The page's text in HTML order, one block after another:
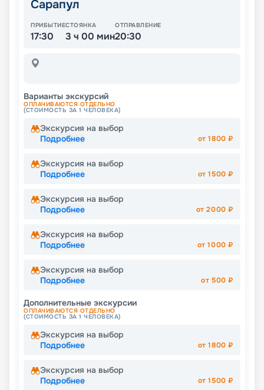
Сарапул
ПРИБЫТИЕ
17:30
СТОЯНКА
3 ч 00 мин
ОТПРАВЛЕНИЕ
20:30
Варианты экскурсий
ОПЛАЧИВАЮТСЯ ОТДЕЛЬНО
(СТОИМОСТЬ ЗА 1 ЧЕЛОВЕКА)
Экскурсия на выбор
Подробнее
от1800 ₽
Экскурсия на выбор
Подробнее
от1500 ₽
Экскурсия на выбор
Подробнее
от2000 ₽
Экскурсия на выбор
Подробнее
от1000 ₽
Экскурсия на выбор
Подробнее
от 500 ₽
Дополнительные экскурсии
ОПЛАЧИВАЮТСЯ ОТДЕЛЬНО
(СТОИМОСТЬ ЗА 1 ЧЕЛОВЕКА)
Экскурсия на выбор
Подробнее
от1800 ₽
Экскурсия на выбор
Подробнее
от1500 ₽